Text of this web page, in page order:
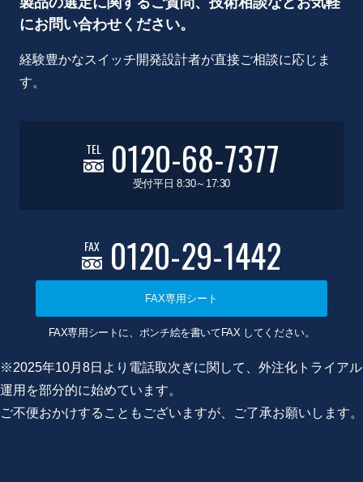
にお問い合わせください。
経験豊かなスイッチ開発設計者が直接ご相談に応じま
す。
TEL 0120-68-7377
受付平日 8:30～17:30
FAX 0120-29-1442
FAX専用シート
FAX専用シートに、ポンチ絵を書いてFAX してください。
※2025年10月8日より電話取次ぎに関して、外注化トライアル
運用を部分的に始めています。
ご不便おかけすることもございますが、ご了承お願いします。